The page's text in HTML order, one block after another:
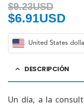
$9.23USD
$6.91USD
United States
DESCRIPCIÓN
Un día, a la